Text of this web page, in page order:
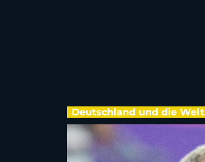
Deutschland und die Welt